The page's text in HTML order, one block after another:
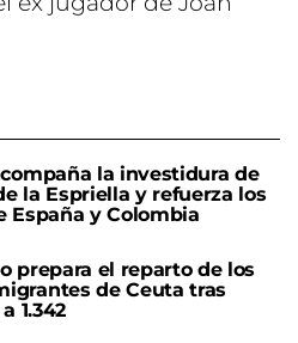
la investidura de
la Espriella y refuerza los
España y Colombia
prepara el reparto de los
de Ceuta tras
1.342